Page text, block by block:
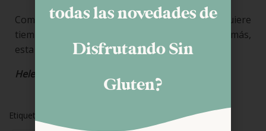
Como veis es sencillo de elaborar; no requiere
tiempo de levado, por lo que es rápido y además,
esta muy bueno.
Helena
Etiquetas:
todas las novedades de
Disfrutando Sin
Gluten?